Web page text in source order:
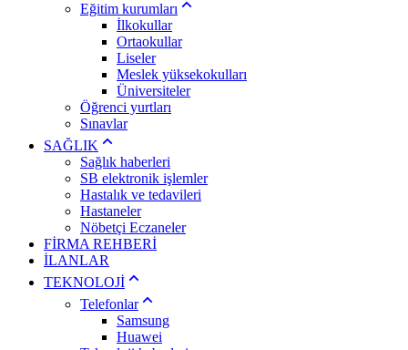
Eğitim kurumları
İlkokullar
Ortaokullar
Liseler
Meslek yüksekokulları
Üniversiteler
Öğrenci yurtları
Sınavlar
SAĞLIK
Sağlık haberleri
SB elektronik işlemler
Hastalık ve tedavileri
Hastaneler
Nöbetçi Eczaneler
FİRMA REHBERİ
İLANLAR
TEKNOLOJİ
Telefonlar
Samsung
Huawei